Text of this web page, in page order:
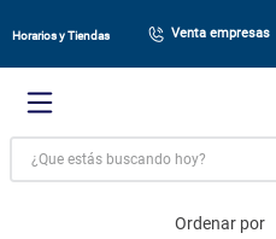
Horarios y Tiendas Venta empresas
¿Que estás buscando hoy?
Ordenar por